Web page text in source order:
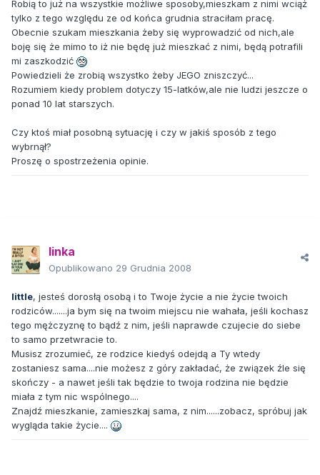
Robią to już na wszystkie możliwe sposoby,mieszkam z nimi wciąż
tylko z tego względu ze od końca grudnia straciłam pracę.
Obecnie szukam mieszkania żeby się wyprowadzić od nich,ale
boję się że mimo to iż nie będę już mieszkać z nimi, będą potrafili
mi zaszkodzić
Powiedzieli że zrobią wszystko żeby JEGO zniszczyć...
Rozumiem kiedy problem dotyczy 15-latków,ale nie ludzi jeszcze o
ponad 10 lat starszych.
Czy ktoś miał posobną sytuację i czy w jakiś sposób z tego
wybrnął?
Proszę o spostrzeżenia opinie.
linka
Opublikowano 29 Grudnia 2008
little, jesteś dorosłą osobą i to Twoje życie a nie życie twoich
rodziców.......ja bym się na twoim miejscu nie wahała, jeśli kochasz
tego mężczyznę to bądź z nim, jeśli naprawde czujecie do siebe
to samo przetwracie to.
Musisz zrozumieć, ze rodzice kiedyś odejdą a Ty wtedy
zostaniesz sama....nie możesz z góry zakładać, że związek źle się
skończy - a nawet jeśli tak będzie to twoja rodzina nie będzie
miała z tym nic wspólnego....
Znajdź mieszkanie, zamieszkaj sama, z nim......zobacz, spróbuj jak
wygląda takie życie....